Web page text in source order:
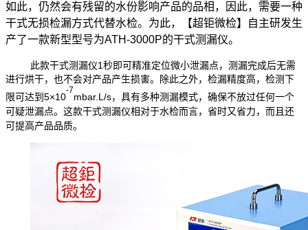
如此，仍然会有残留的水份影响产品的品相，因此，需要一种
干式无损检漏方式代替水检。为此，【超钜微检】自主研发生
产了一款新型型号为ATH-3000P的干式测漏仪。
此款干式测漏仪1秒即可精准定位微小泄漏点，测漏完成后无需
进行烘干，也不会对产品产生损害。除此之外，检漏精度高，检测下
限可达到5×10
-7
mbar.L/s，具有多种测漏模式，确保不放过任何一个
可疑泄漏点。这款干式测漏仪相对于水检而言，省时又省力，而且还
可提高产品品质。